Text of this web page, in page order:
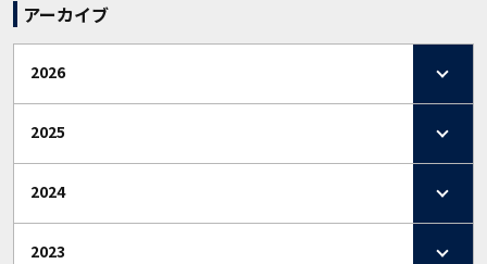
アーカイブ
2026
2025
2024
2023